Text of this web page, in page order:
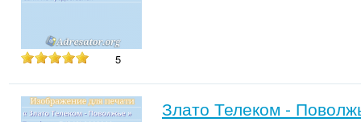
5
Злато Телеком -